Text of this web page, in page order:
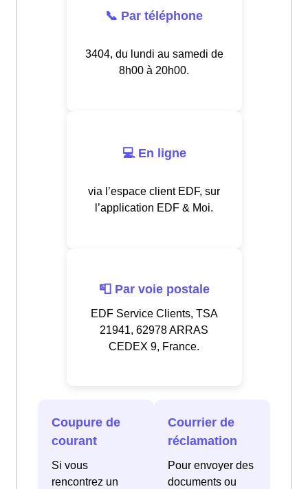
📞 Par téléphone
3404, du lundi au samedi de
8h00 à 20h00.
💻 En ligne
via l’espace client EDF, sur
l’application EDF & Moi.
📮 Par voie postale
EDF Service Clients, TSA
21941, 62978 ARRAS
CEDEX 9, France.
Coupure de
courant
Si vous
rencontrez un
Courrier de
réclamation
Pour envoyer des
documents ou